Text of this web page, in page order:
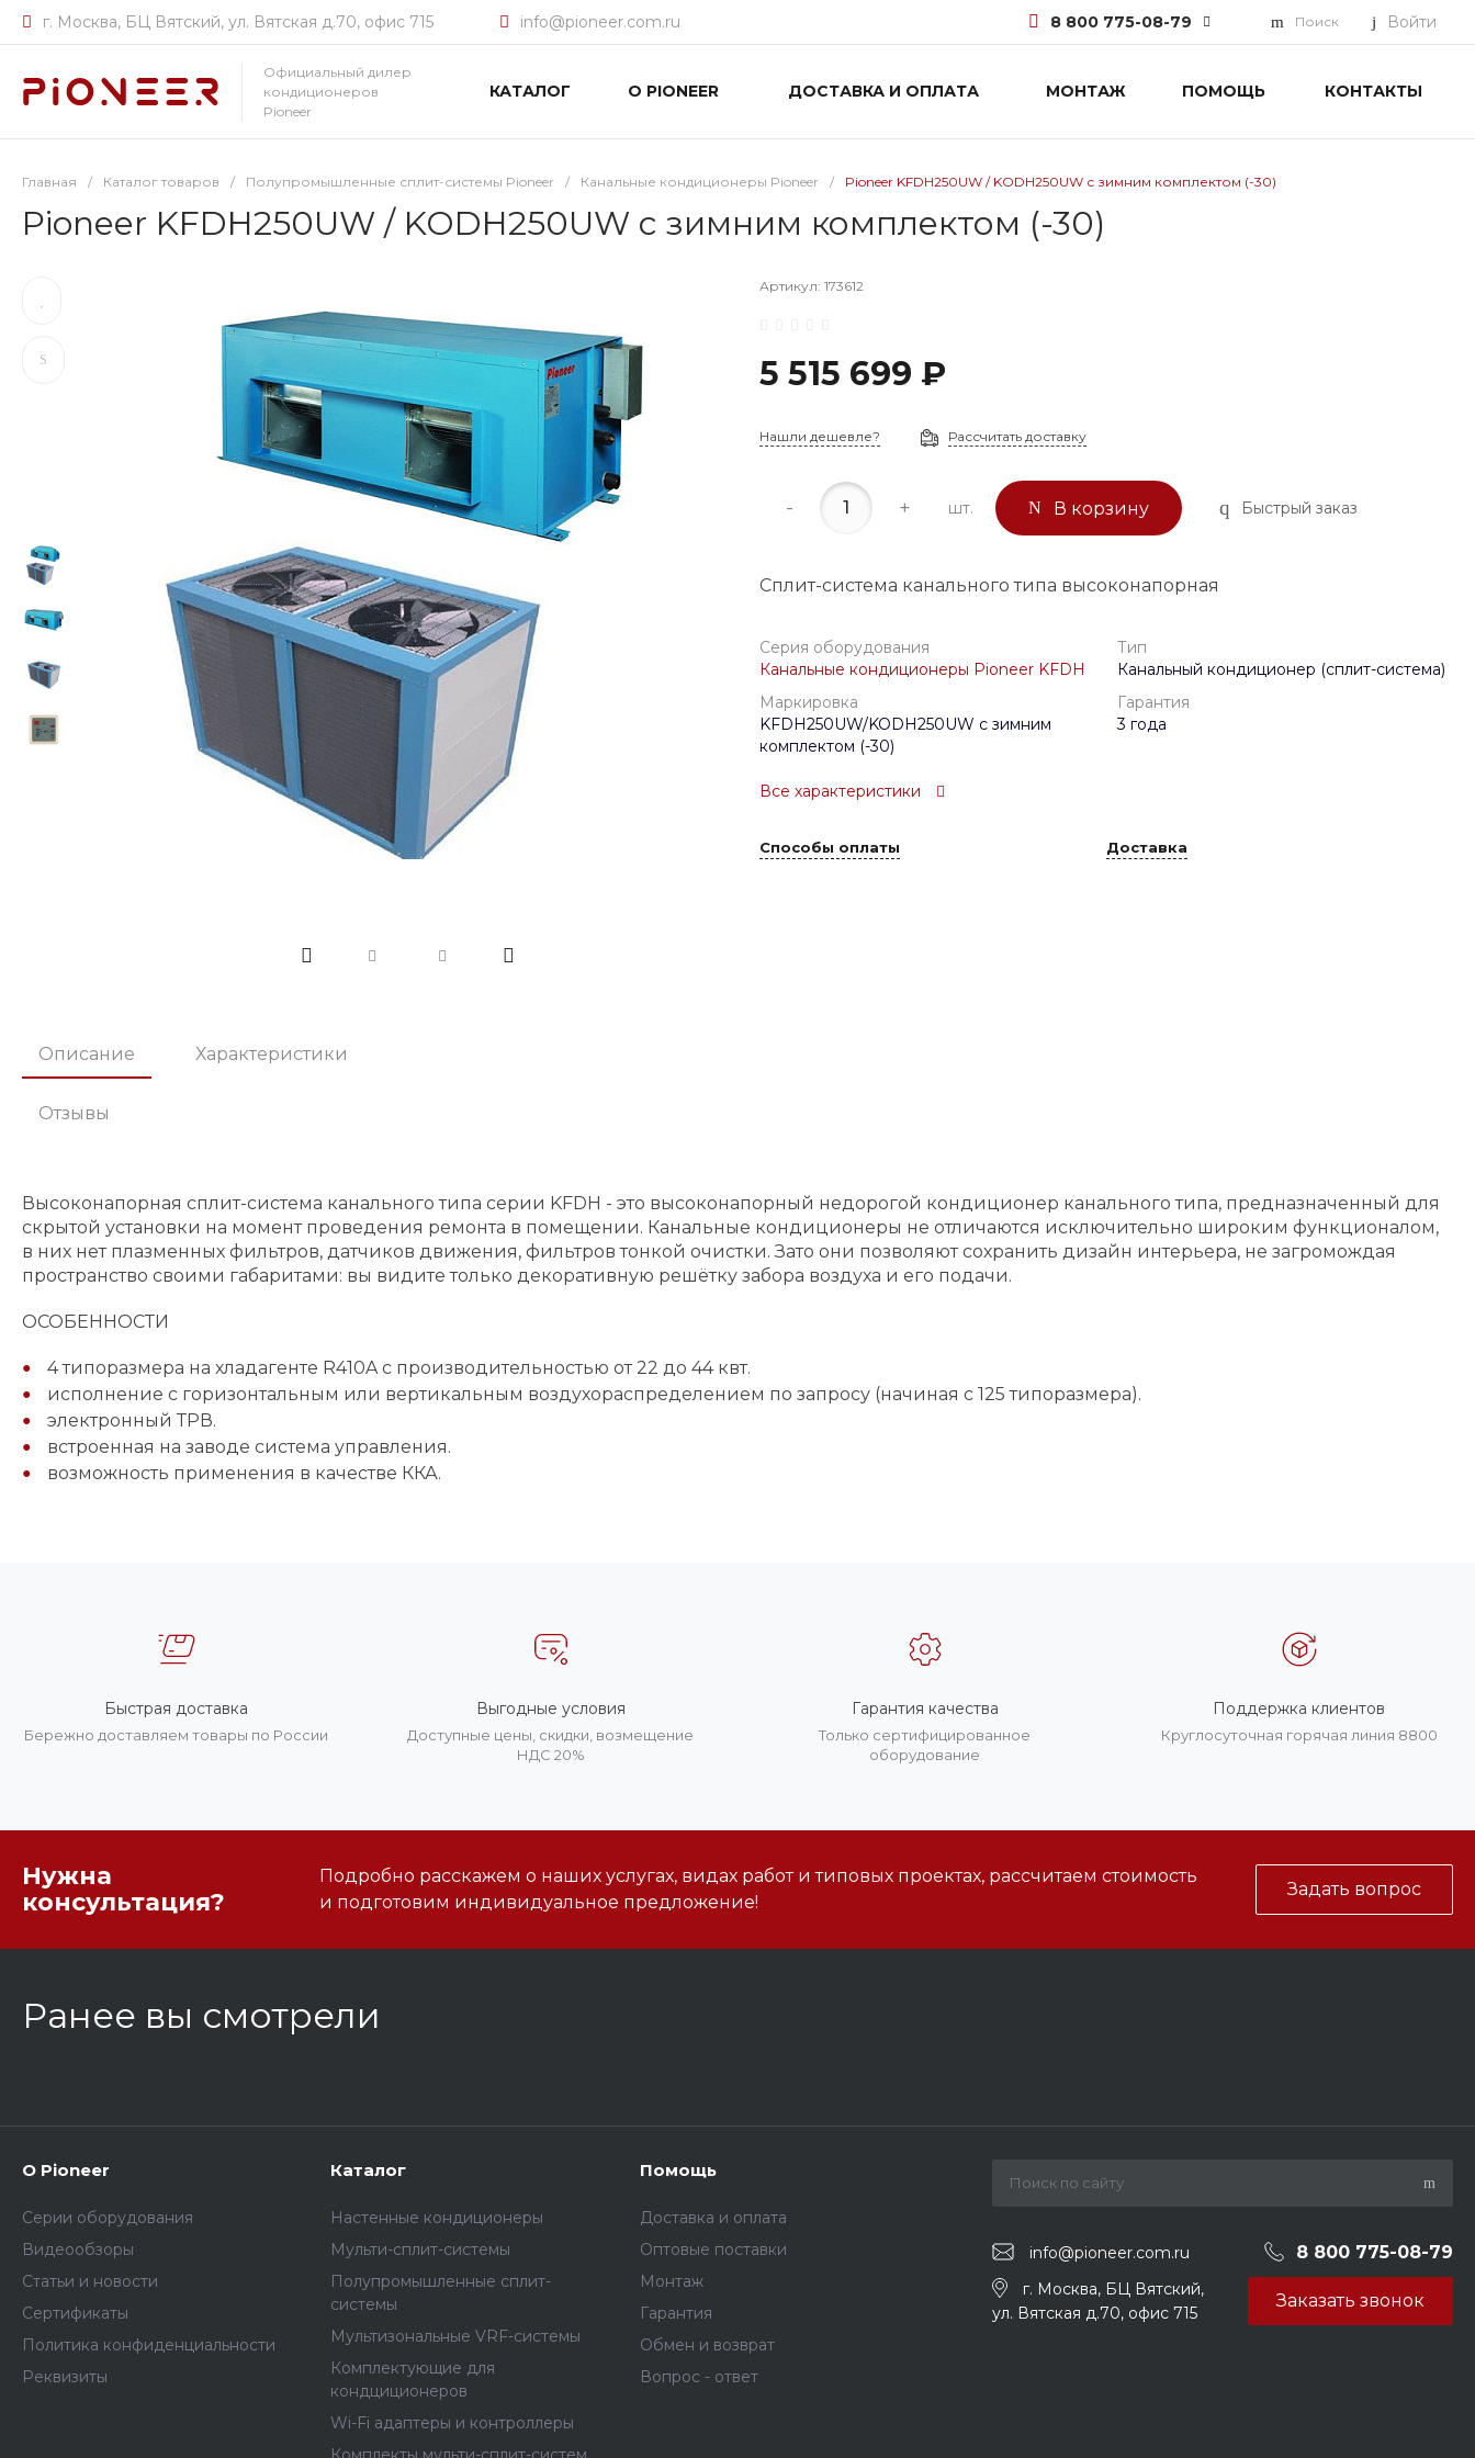
г. Москва, БЦ Вятский, ул. Вятская д.70, офис 715 info@pioneer.com.ru 8 800 775-08-79 Поиск Войти
Официальный дилер
кондиционеров
Pioneer
КАТАЛОГ О PIONEER ДОСТАВКА И ОПЛАТА МОНТАЖ ПОМОЩЬ КОНТАКТЫ
Главная / Каталог товаров / Полупромышленные сплит-системы Pioneer / Канальные кондиционеры Pioneer / Pioneer KFDH250UW / KODH250UW с зимним комплектом (-30)
Pioneer KFDH250UW / KODH250UW с зимним комплектом (-30)
Артикул: 173612
5 515 699 ₽
Нашли дешевле? Рассчитать доставку
- + шт. В корзину Быстрый заказ
Сплит-система канального типа высоконапорная
Серия оборудования
Канальные кондиционеры Pioneer KFDH
Тип
Канальный кондиционер (сплит-система)
Маркировка
KFDH250UW/KODH250UW с зимним
комплектом (-30)
Гарантия
3 года
Все характеристики
Способы оплаты Доставка
Описание Характеристики
Отзывы
Высоконапорная сплит-система канального типа серии KFDH - это высоконапорный недорогой кондиционер канального типа, предназначенный для
скрытой установки на момент проведения ремонта в помещении. Канальные кондиционеры не отличаются исключительно широким функционалом,
в них нет плазменных фильтров, датчиков движения, фильтров тонкой очистки. Зато они позволяют сохранить дизайн интерьера, не загромождая
пространство своими габаритами: вы видите только декоративную решётку забора воздуха и его подачи.
ОСОБЕННОСТИ
4 типоразмера на хладагенте R410A с производительностью от 22 до 44 квт.
исполнение с горизонтальным или вертикальным воздухораспределением по запросу (начиная с 125 типоразмера).
электронный ТРВ.
встроенная на заводе система управления.
возможность применения в качестве ККА.
Быстрая доставка
Бережно доставляем товары по России
Выгодные условия
Доступные цены, скидки, возмещение
НДС 20%
Гарантия качества
Только сертифицированное
оборудование
Поддержка клиентов
Круглосуточная горячая линия 8800
Нужна
консультация?
Подробно расскажем о наших услугах, видах работ и типовых проектах, рассчитаем стоимость
и подготовим индивидуальное предложение!
Задать вопрос
Ранее вы смотрели
О Pioneer
Серии оборудования
Видеообзоры
Статьи и новости
Сертификаты
Политика конфиденциальности
Реквизиты
Каталог
Настенные кондиционеры
Мульти-сплит-системы
Полупромышленные сплит-
системы
Мультизональные VRF-системы
Комплектующие для
кондциционеров
Wi-Fi адаптеры и контроллеры
Помощь
Доставка и оплата
Оптовые поставки
Монтаж
Гарантия
Обмен и возврат
Вопрос - ответ
info@pioneer.com.ru 8 800 775-08-79
г. Москва, БЦ Вятский,
ул. Вятская д.70, офис 715
Заказать звонок